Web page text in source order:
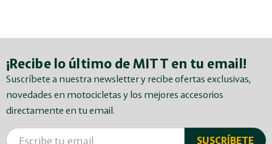
¡Recibe lo último de MITT en tu email!
Suscríbete a nuestra newsletter y recibe ofertas exclusivas,
novedades en motocicletas y los mejores accesorios
directamente en tu email.